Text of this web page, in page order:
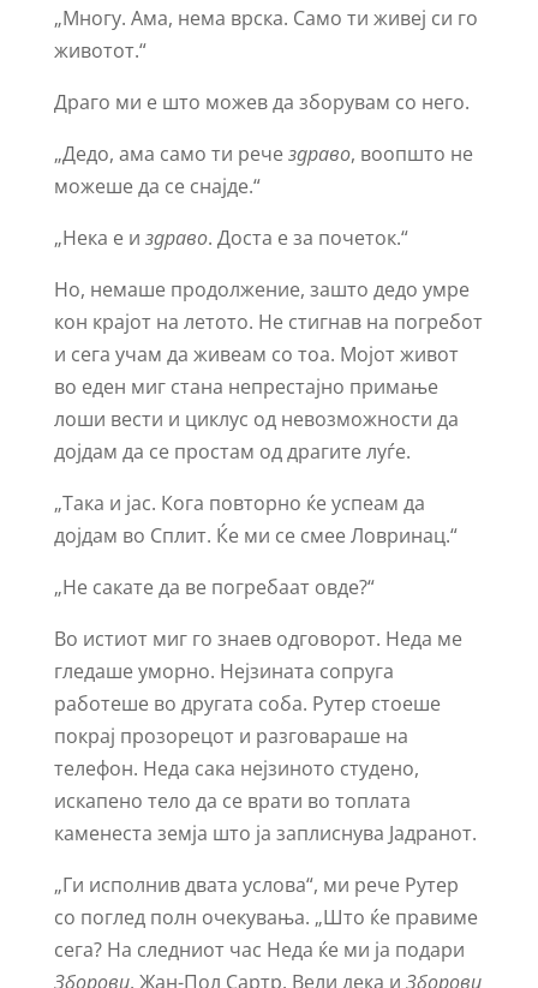
„Многу. Ама, нема врска. Само ти живеј си го
животот.“
Драго ми е што можев да зборувам со него.
„Дедо, ама само ти речездраво, воопшто не
можеше да се снајде.“
„Нека е и здраво. Доста е за почеток.“
Но, немаше продолжение, зашто дедо умре
кон крајот на летото. Не стигнав на погребот
и сега учам да живеам со тоа. Мојот живот
во еден миг стана непрестајно примање
лоши вести и циклус од невозможности да
дојдам да се простам од драгите луѓе.
„Така и јас. Кога повторно ќе успеам да
дојдам во Сплит. Ќе ми се смее Ловринац.“
„Не сакате да ве погребаат овде?“
Во истиот миг го знаев одговорот. Неда ме
гледаше уморно. Нејзината сопруга
работеше во другата соба. Рутер стоеше
покрај прозорецот и разговараше на
телефон. Неда сака нејзиното студено,
искапено тело да се врати во топлата
каменеста земја што ја заплиснува Јадранот.
„Ги исполнив двата услова“, ми рече Рутер
со поглед полн очекувања. „Што ќе правиме
сега? На следниот час Неда ќе ми ја подари
Зборови. Жан-Пол Сартр. Вели дека и Зборови